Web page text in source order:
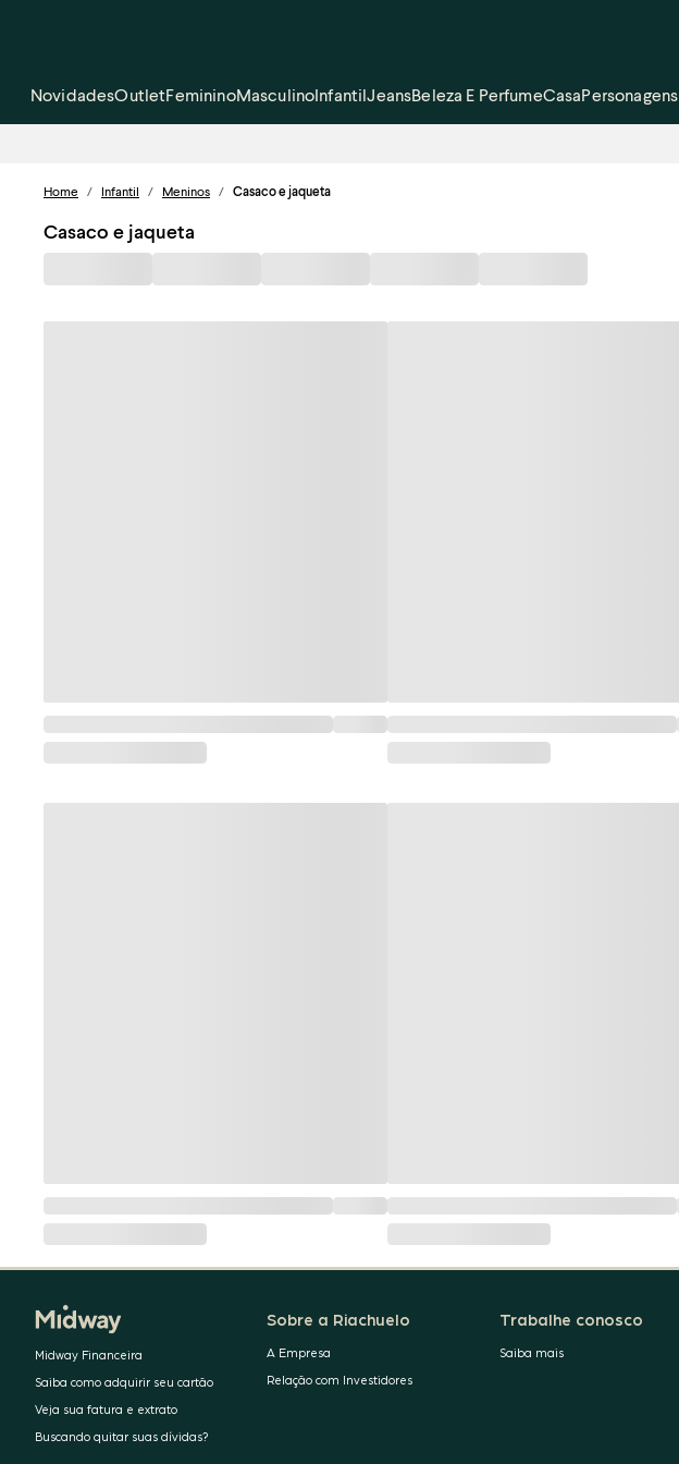
NovidadesOutletFemininoMasculinoInfantilJeansBeleza E PerfumeCasaPersonagens
Home / Infantil / Meninos / Casaco e jaqueta
Casaco e jaqueta
Midway Financeira
Saiba como adquirir seu cartão
Veja sua fatura e extrato
Buscando quitar suas dívidas?
Sobre a Riachuelo
A Empresa
Relação com Investidores
Trabalhe conosco
Saiba mais